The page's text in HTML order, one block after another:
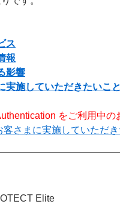
ス
報
影響
実施していただきたいこと
をご利用中
客さまに実施していただき
Elite